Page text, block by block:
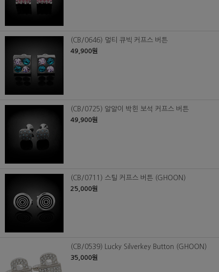
(CB/0646) 멀티 큐빅 커프스 버튼
49,900원
(CB/0725) 알알이 박힌 보석 커프스 버튼
49,900원
(CB/0711) 스틸 커프스 버튼 (GHOON)
25,000원
(CB/0539) Lucky Silverkey Button (GHOON)
35,000원